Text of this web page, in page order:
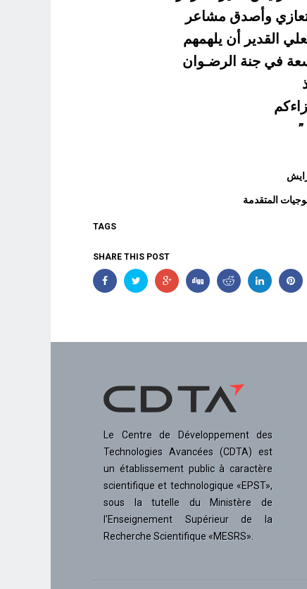
وأصدق مشاعر
القدير أن يلهمهم
في جنة الرضـوان
TAGS
SHARE THIS POST
Le Centre de Développement des
Technologies Avancées (CDTA) est
un établissement public à caractère
scientifique et technologique «EPST»,
sous la tutelle du Ministère de
l'Enseignement Supérieur de la
Recherche Scientifique «MESRS».